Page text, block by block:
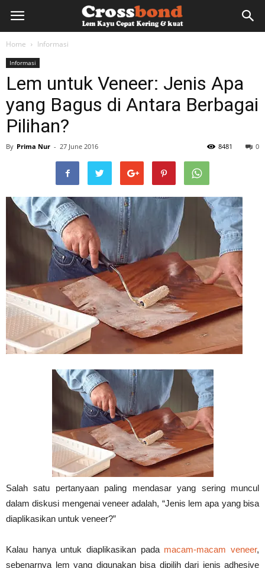
lemkayu.net
Lem
Kertas,
Vinyl
Cepat
Home Informasi
Informasi
Lem untuk Veneer: Jenis Apa
yang Bagus di Antara Berbagai
Pilihan?
By Prima Nur - 27 June 2016 0
8481
Salah satu pertanyaan paling mendasar yang sering muncul
dalam diskusi mengenai veneer adalah, “Jenis lem apa yang bisa
diaplikasikan untuk veneer?”
Kalau hanya untuk diaplikasikan pada macam-macam veneer,
sebenarnya lem yang digunakan bisa dipilih dari jenis adhesive